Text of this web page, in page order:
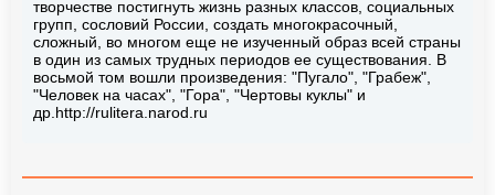
творчестве постигнуть жизнь разных классов, социальных
групп, сословий России, создать многокрасочный,
сложный, во многом еще не изученный образ всей страны
в один из самых трудных периодов ее существования. В
восьмой том вошли произведения: "Пугало", "Грабеж",
"Человек на часах", "Гора", "Чертовы куклы" и
др.http://rulitera.narod.ru